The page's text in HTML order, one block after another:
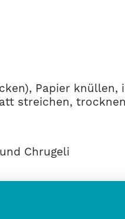
Papier
streichen,
Chrugeli